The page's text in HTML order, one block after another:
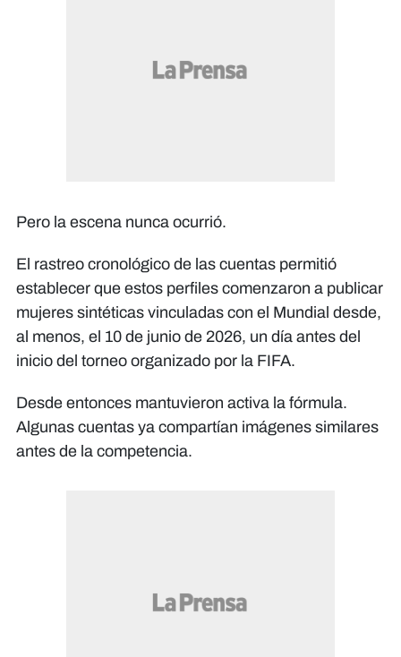
Pero la escena nunca ocurrió.
El rastreo cronológico de las cuentas permitió
establecer que estos perfiles comenzaron a publicar
mujeres sintéticas vinculadas con el Mundial desde,
al menos, el 10 de junio de 2026, un día antes del
inicio del torneo organizado por la FIFA.
Desde entonces mantuvieron activa la fórmula.
Algunas cuentas ya compartían imágenes similares
antes de la competencia.